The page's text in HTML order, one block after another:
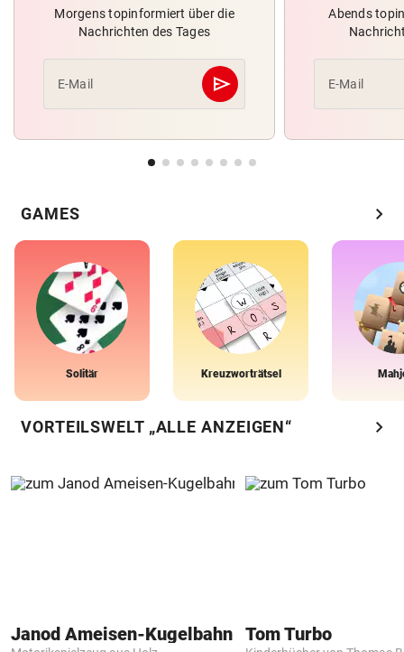
Morgens topinformiert über die
Nachrichten des Tages
E-Mail send
Abschicken
Abends
E-Mail
GAMES chevron_right
Solitär Kreuzworträtsel
VORTEILSWELT „ALLE ANZEIGEN“ chevron_right
Janod Ameisen-Kugelbahn Tom Turbo